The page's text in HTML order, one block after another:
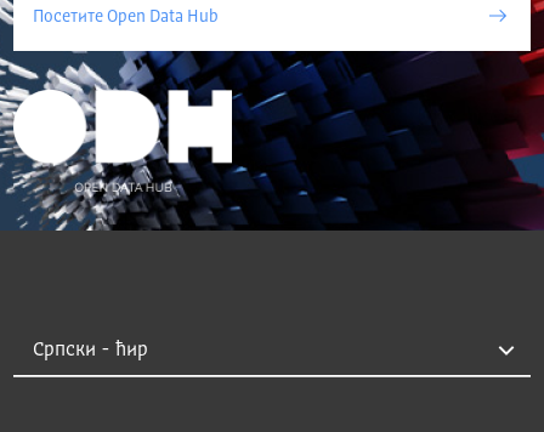
Посетите Open Data Hub